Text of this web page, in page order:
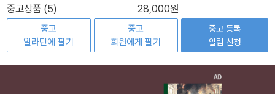
중고상품 (5) 28,000원
중고
알라딘에 팔기
중고
회원에게 팔기
중고 등록
알림 신청